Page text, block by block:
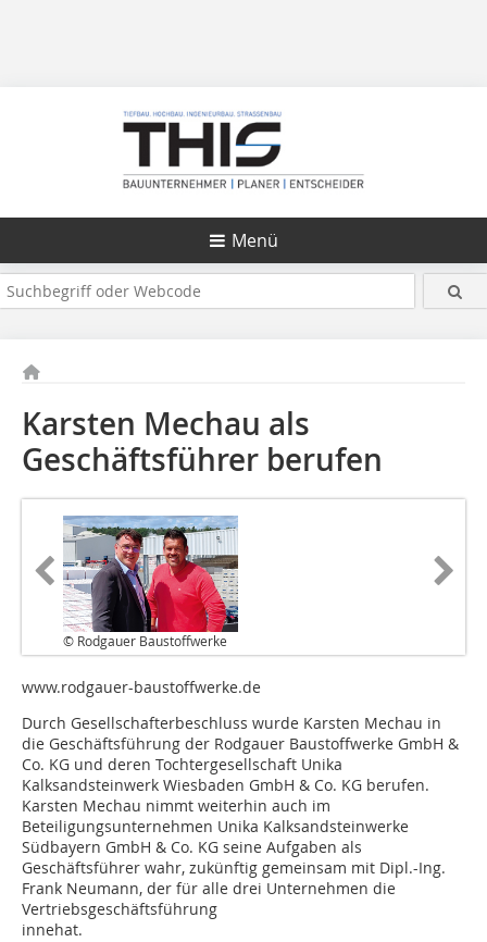
Menü
Karsten Mechau als
Geschäftsführer berufen
© Rodgauer Baustoffwerke
www.rodgauer-baustoffwerke.de
Durch Gesellschafterbeschluss wurde Karsten Mechau in
die Geschäftsführung der Rodgauer Baustoffwerke GmbH &
Co. KG und deren Tochtergesellschaft Unika
Kalksandsteinwerk Wiesbaden GmbH & Co. KG berufen.
Karsten Mechau nimmt weiterhin auch im
Beteiligungsunternehmen Unika Kalksandsteinwerke
Südbayern GmbH & Co. KG seine Aufgaben als
Geschäftsführer wahr, zukünftig gemeinsam mit Dipl.-Ing.
Frank Neumann, der für alle drei Unternehmen die
Vertriebsgeschäftsführung
innehat.